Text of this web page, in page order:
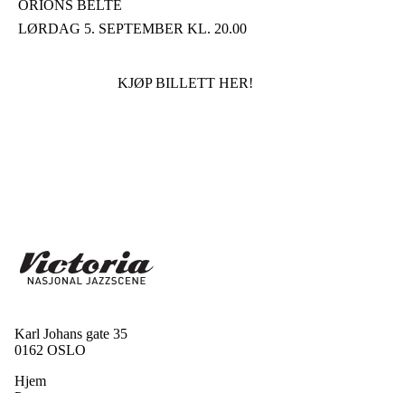
ORIONS BELTE
LØRDAG 5. SEPTEMBER KL. 20.00
KJØP BILLETT HER!
Karl Johans gate 35
0162 OSLO
Hjem